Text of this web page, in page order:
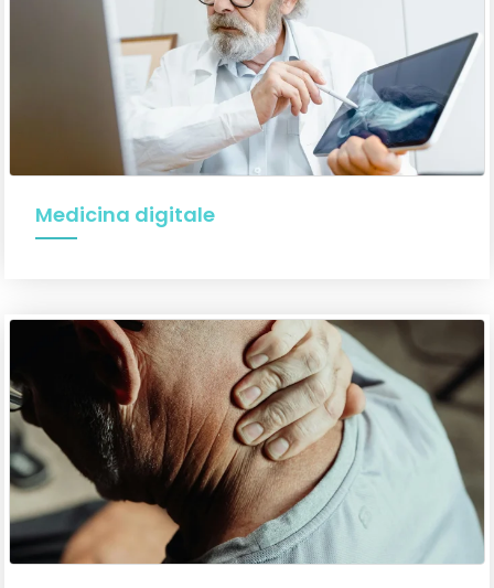
Medicina digitale